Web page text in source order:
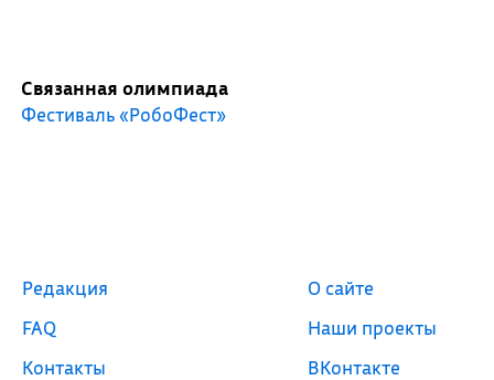
Связанная олимпиада
Фестиваль «РобоФест»
Редакция
FAQ
Контакты
О сайте
Наши проекты
ВКонтакте